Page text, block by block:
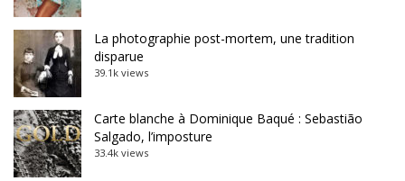
La photographie post-mortem, une tradition
disparue
39.1k views
Carte blanche à Dominique Baqué : Sebastião
Salgado, l’imposture
33.4k views